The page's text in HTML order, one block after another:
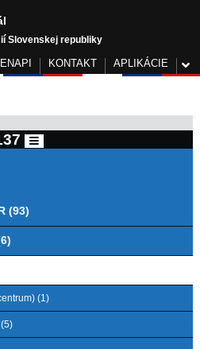
Slovenskej republiky
KONTAKT APLIKÁCIE
(93)
(1)